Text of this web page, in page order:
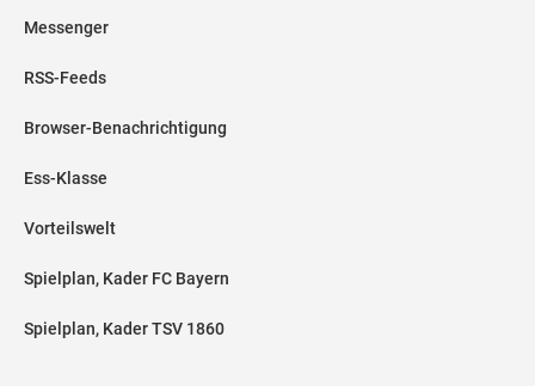
Messenger
RSS-Feeds
Browser-Benachrichtigung
Ess-Klasse
Vorteilswelt
Spielplan, Kader FC Bayern
Spielplan, Kader TSV 1860